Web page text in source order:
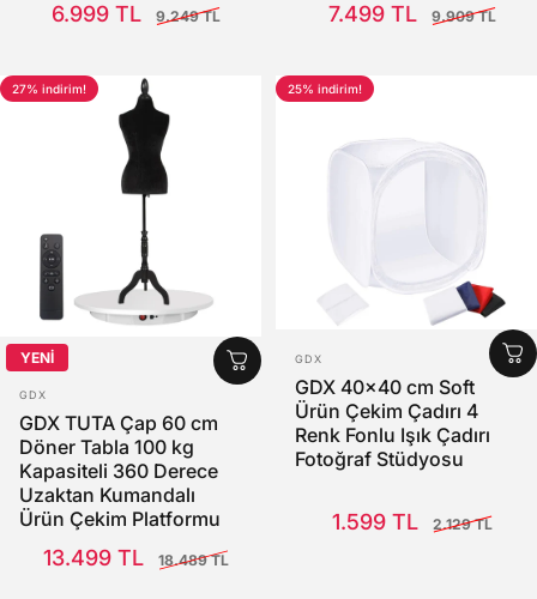
6.999 TL
9.249 TL
7.499 TL
9.909 TL
27% indirim!
YENİ
SATICI:
GDX
GDX TUTA Çap 60 cm
Döner Tabla 100 kg
Kapasiteli 360 Derece
Uzaktan Kumandalı
Ürün Çekim Platformu
13.499 TL
18.489 TL
25% indirim!
SATICI:
GDX
GDX 40x40 cm Soft
Ürün Çekim Çadırı 4
Renk Fonlu Işık Çadırı
Fotoğraf Stüdyosu
1.599 TL
2.129 TL